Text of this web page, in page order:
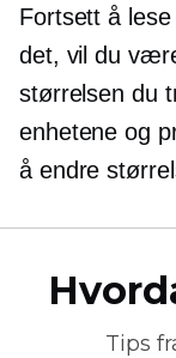
Fortsett å
det, vil du
størrelsen du
enhetene og
å endre
Tips